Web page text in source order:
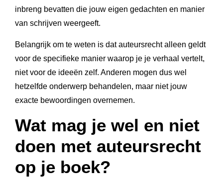
inbreng bevatten die jouw eigen gedachten en manier
van schrijven weergeeft.
Belangrijk om te weten is dat auteursrecht alleen geldt
voor de specifieke manier waarop je je verhaal vertelt,
niet voor de ideeën zelf. Anderen mogen dus wel
hetzelfde onderwerp behandelen, maar niet jouw
exacte bewoordingen overnemen.
Wat mag je wel en niet
doen met auteursrecht
op je boek?